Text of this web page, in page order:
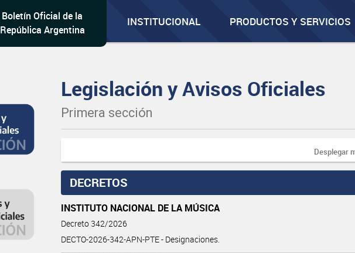
Boletín Oficial de la
República Argentina
INSTITUCIONAL PRODUCTOS Y SERVICIOS
Legislación y Avisos Oficiales
Primera sección
Desplegar
DECRETOS
INSTITUTO NACIONAL DE LA MÚSICA
Decreto 342/2026
DECTO-2026-342-APN-PTE - Designaciones.